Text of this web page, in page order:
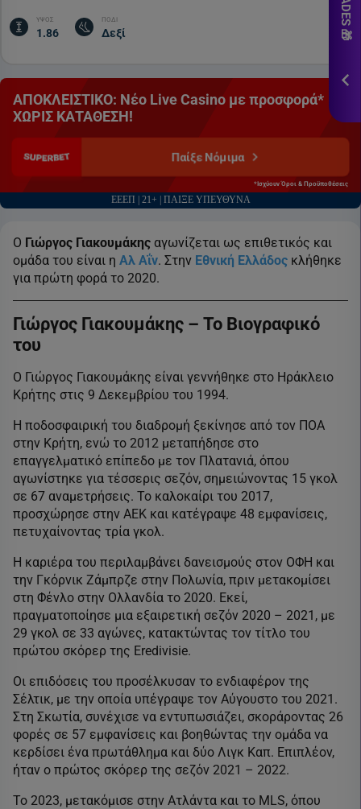
ΥΨΟΣ
1.86
ΠΟΔΙ
Δεξί
ΑΠΟΚΛΕΙΣΤΙΚΟ: Νέο Live Casino με προσφορά*
ΧΩΡΙΣ ΚΑΤΑΘΕΣΗ!
Παίξε Νόμιμα
*Ισχύουν Όροι & Προϋποθέσεις
ΕΕΕΠ | 21+ | ΠΑΙΞΕ ΥΠΕΥΘΥΝΑ
O Γιώργος Γιακουμάκης αγωνίζεται ως επιθετικός και
ομάδα του είναι η Αλ Αΐν. Στην Εθνική Ελλάδος κλήθηκε
για πρώτη φορά το 2020.
Γιώργος Γιακουμάκης – Το Βιογραφικό
του
Ο Γιώργος Γιακουμάκης είναι γεννήθηκε στο Ηράκλειο
Κρήτης στις 9 Δεκεμβρίου του 1994.
Η ποδοσφαιρική του διαδρομή ξεκίνησε από τον ΠΟΑ
στην Κρήτη, ενώ το 2012 μεταπήδησε στο
επαγγελματικό επίπεδο με τον Πλατανιά, όπου
αγωνίστηκε για τέσσερις σεζόν, σημειώνοντας 15 γκολ
σε 67 αναμετρήσεις. Το καλοκαίρι του 2017,
προσχώρησε στην ΑΕΚ και κατέγραψε 48 εμφανίσεις,
πετυχαίνοντας τρία γκολ.
Η καριέρα του περιλαμβάνει δανεισμούς στον ΟΦΗ και
την Γκόρνικ Ζάμπρζε στην Πολωνία, πριν μετακομίσει
στη Φένλο στην Ολλανδία το 2020. Εκεί,
πραγματοποίησε μια εξαιρετική σεζόν 2020 – 2021, με
29 γκολ σε 33 αγώνες, κατακτώντας τον τίτλο του
πρώτου σκόρερ της Eredivisie.
Οι επιδόσεις του προσέλκυσαν το ενδιαφέρον της
Σέλτικ, με την οποία υπέγραψε τον Αύγουστο του 2021.
Στη Σκωτία, συνέχισε να εντυπωσιάζει, σκοράροντας 26
φορές σε 57 εμφανίσεις και βοηθώντας την ομάδα να
κερδίσει ένα πρωτάθλημα και δύο Λιγκ Καπ. Επιπλέον,
ήταν ο πρώτος σκόρερ της σεζόν 2021 – 2022.
Το 2023, μετακόμισε στην Ατλάντα και το MLS, όπου